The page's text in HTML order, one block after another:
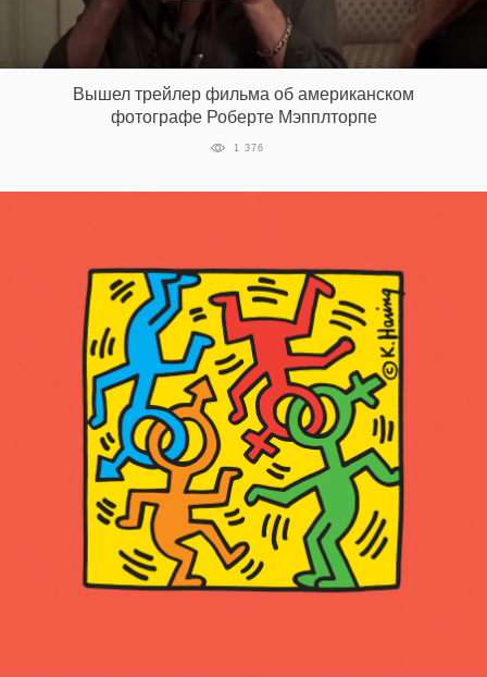
Вышел трейлер фильма об американском
фотографе Роберте Мэпплторпе
1 376